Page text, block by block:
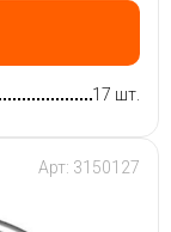
17 шт.
Арт: 3150127